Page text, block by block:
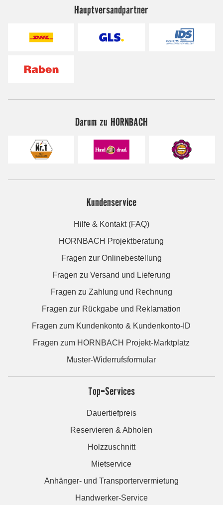
Hauptversandpartner
Darum zu HORNBACH
Kundenservice
Hilfe & Kontakt (FAQ)
HORNBACH Projektberatung
Fragen zur Onlinebestellung
Fragen zu Versand und Lieferung
Fragen zu Zahlung und Rechnung
Fragen zur Rückgabe und Reklamation
Fragen zum Kundenkonto & Kundenkonto-ID
Fragen zum HORNBACH Projekt-Marktplatz
Muster-Widerrufsformular
Top-Services
Dauertiefpreis
Reservieren & Abholen
Holzzuschnitt
Mietservice
Anhänger- und Transportervermietung
Handwerker-Service